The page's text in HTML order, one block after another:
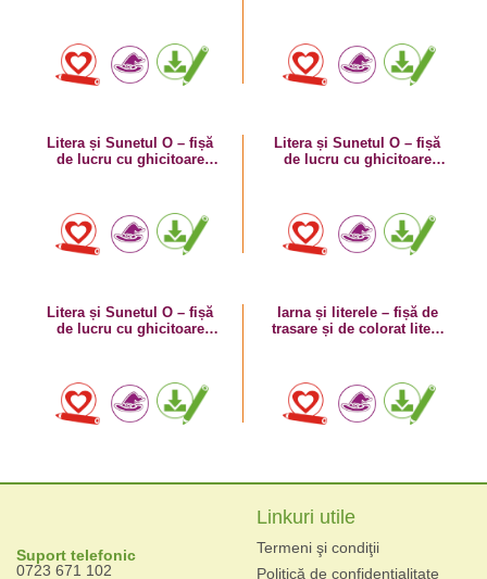
Litera și Sunetul O – fișă
de lucru cu ghicitoare
Litera și Sunetul O – fișă
de lucru cu ghicitoare
Litera și Sunetul O – fișă
de lucru cu ghicitoare
Iarna și literele – fișă de
trasare și de colorat litera
Suport telefonic
0723 671 102
Linkuri utile
Termeni şi condiţii
Politică de confidențialitate